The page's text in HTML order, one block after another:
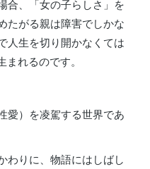
合、「女の子らしさ」を
たがる親は障害でしかな
人生を切り開かなくては
れるのです。
愛）を凌駕する世界であ
わりに、物語にはしばし